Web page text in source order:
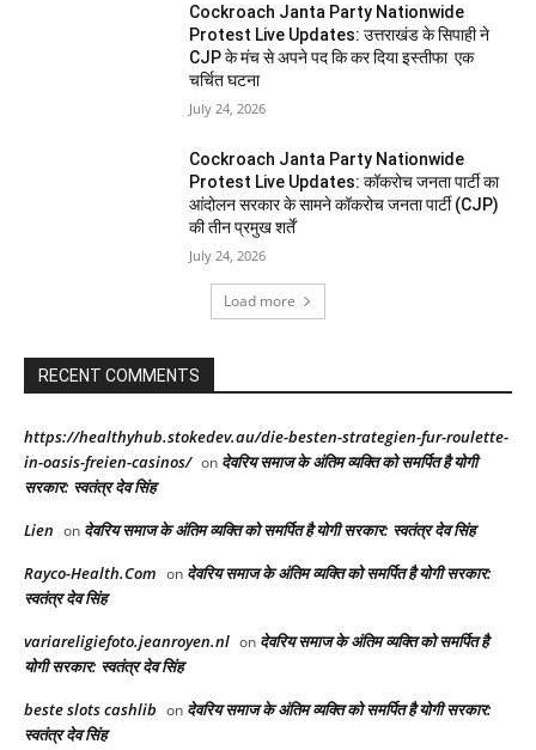
Cockroach Janta Party Nationwide
Protest Live Updates: उत्तराखंड के सिपाही ने
CJP के मंच से अपने पद कि कर दिया इस्तीफा एक
चर्चित घटना
July 24, 2026
Cockroach Janta Party Nationwide
Protest Live Updates: कॉकरोच जनता पार्टी का
आंदोलन सरकार के सामने कॉकरोच जनता पार्टी (CJP)
की तीन प्रमुख शर्तें
July 24, 2026
Load more
RECENT COMMENTS
https://healthyhub.stokedev.au/die-besten-strategien-fur-roulette-
in-oasis-freien-casinos/ on देवरिय समाज के अंतिम व्यक्ति को समर्पित है योगी
सरकार: स्वतंत्र देव सिंह
Lien on देवरिय समाज के अंतिम व्यक्ति को समर्पित है योगी सरकार: स्वतंत्र देव सिंह
Rayco-Health.Com on देवरिय समाज के अंतिम व्यक्ति को समर्पित है योगी सरकार:
स्वतंत्र देव सिंह
variareligiefoto.jeanroyen.nl on देवरिय समाज के अंतिम व्यक्ति को समर्पित है
योगी सरकार: स्वतंत्र देव सिंह
beste slots cashlib on देवरिय समाज के अंतिम व्यक्ति को समर्पित है योगी सरकार:
स्वतंत्र देव सिंह